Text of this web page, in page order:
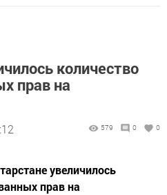
количество
прав на
579 0 0
увеличилось
прав на